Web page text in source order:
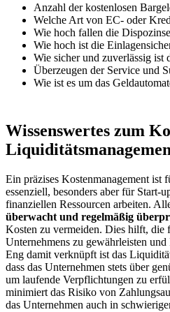
Anzahl der kostenlosen
Welche Art von EC- oder
Wie hoch fallen die
Wie hoch ist die
Wie sicher und zuverlässig ist
Überzeugen der Service und
Wie ist es um das
Wissenswertes zum
Ein präzises Kostenmanagement ist
essenziell, besonders aber für Start-
finanziellen Ressourcen arbeiten.
überwacht und regelmäßig
Kosten zu vermeiden. Dies hilft, die
Unternehmens zu gewährleisten
Eng damit verknüpft ist das
dass das Unternehmen stets über
um laufende Verpflichtungen zu
minimiert das Risiko von
das Unternehmen auch in